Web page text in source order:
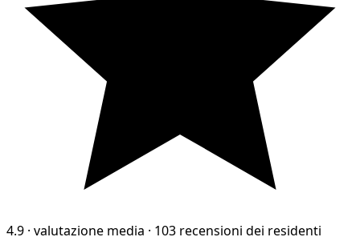
4.9 · valutazione media · 103 recensioni dei residenti